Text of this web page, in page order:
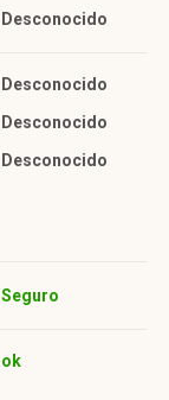
Desconocido
Desconocido
Desconocido
Desconocido
Seguro
ok